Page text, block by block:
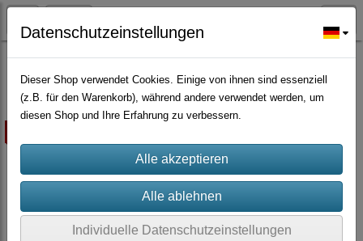
Großmengen Samen
Datenschutzeinstellungen
Dieser Shop verwendet Cookies. Einige von ihnen sind essenziell
(z.B. für den Warenkorb), während andere verwendet werden, um
diesen Shop und Ihre Erfahrung zu verbessern.
Individuelle Datenschutzeinstellungen